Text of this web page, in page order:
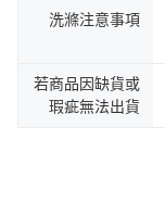
洗滌注意事項
若商品因缺貨或
瑕疵無法出貨